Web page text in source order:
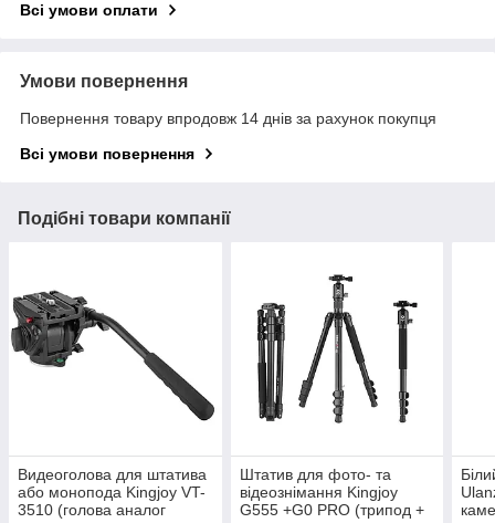
Всі умови оплати
Умови повернення
Повернення товару впродовж 14 днів за рахунок покупця
Всі умови повернення
Подібні товари компанії
Видеоголова для штатива
або монопода Kingjoy VT-
3510 (голова аналог
Штатив для фото- та
відеознімання Kingjoy
G555 +G0 PRO (трипод +